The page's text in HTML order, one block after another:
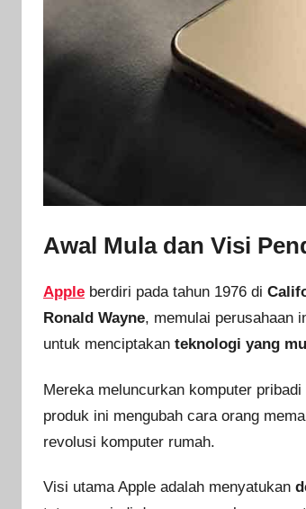
Awal Mula dan Visi
Apple berdiri pada tahun 1976 di
Ronald Wayne, memulai perusahaan
untuk menciptakan teknologi yang
Mereka meluncurkan komputer
produk ini mengubah cara orang
revolusi komputer rumah.
Visi utama Apple adalah menyatukan